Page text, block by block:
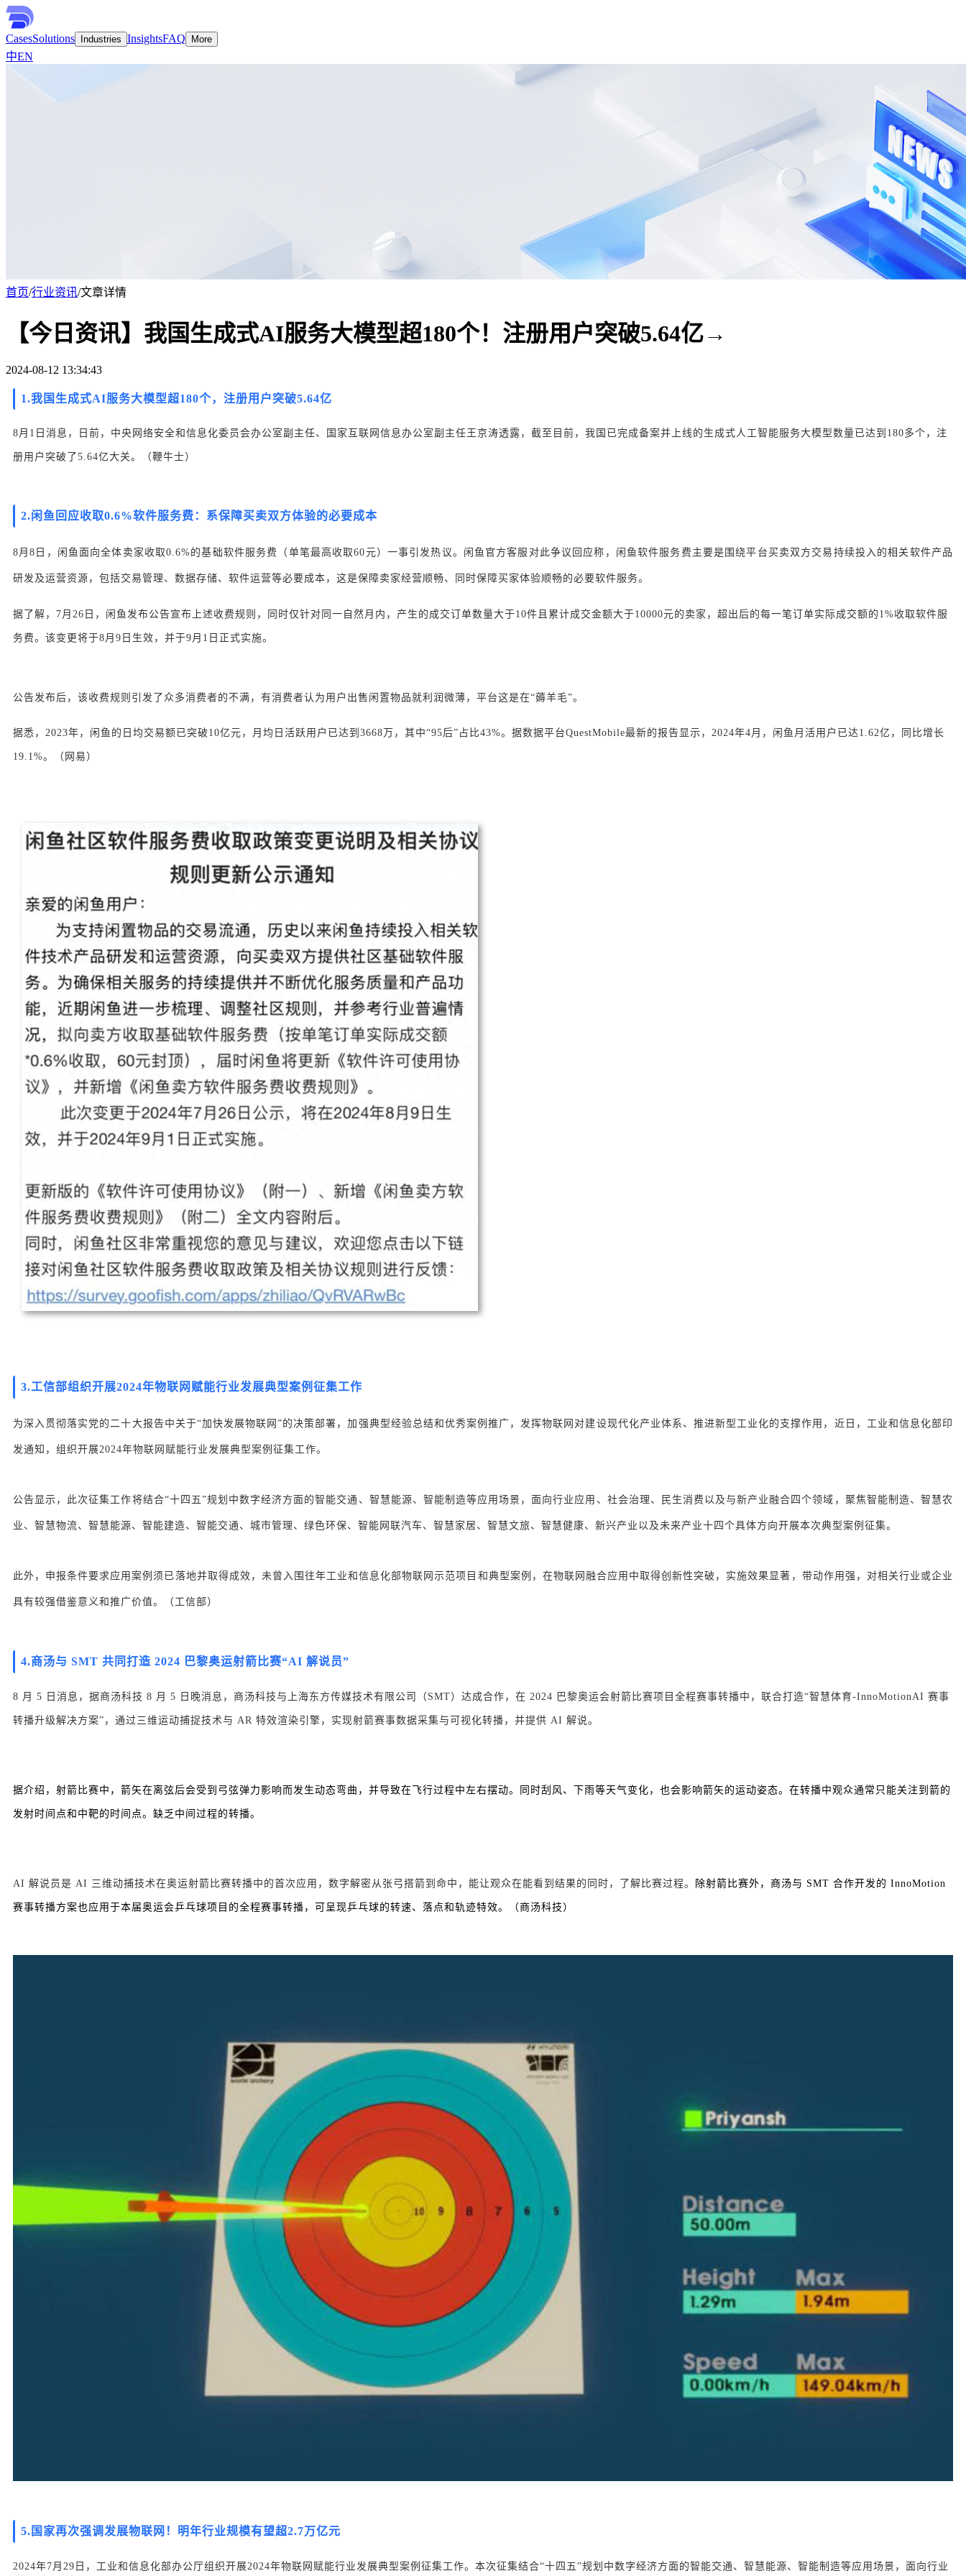
CasesSolutions Industries InsightsFAQ More
中EN
首页/行业资讯/文章详情
【今日资讯】我国生成式AI服务大模型超180个！注册用户突破5.64亿→
2024-08-12 13:34:43
1.我国生成式AI服务大模型超180个，注册用户突破5.64亿
8月1日消息，日前，中央网络安全和信息化委员会办公室副主任、国家互联网信息办公室副主任王京涛透露，截至目前，我国已完成备案并上线的生成式人工智能服务大模型数量已达到180多个，注
册用户突破了5.64亿大关。（鞭牛士）
2.闲鱼回应收取0.6%软件服务费：系保障买卖双方体验的必要成本
8月8日，闲鱼面向全体卖家收取0.6%的基础软件服务费（单笔最高收取60元）一事引发热议。闲鱼官方客服对此争议回应称，闲鱼软件服务费主要是围绕平台买卖双方交易持续投入的相关软件产品
研发及运营资源，包括交易管理、数据存储、软件运营等必要成本，这是保障卖家经营顺畅、同时保障买家体验顺畅的必要软件服务。
据了解，7月26日，闲鱼发布公告宣布上述收费规则，同时仅针对同一自然月内，产生的成交订单数量大于10件且累计成交金额大于10000元的卖家，超出后的每一笔订单实际成交额的1%收取软件服
务费。该变更将于8月9日生效，并于9月1日正式实施。
公告发布后，该收费规则引发了众多消费者的不满，有消费者认为用户出售闲置物品就利润微薄，平台这是在“薅羊毛”。
据悉，2023年，闲鱼的日均交易额已突破10亿元，月均日活跃用户已达到3668万，其中“95后”占比43%。据数据平台QuestMobile最新的报告显示，2024年4月，闲鱼月活用户已达1.62亿，同比增长
19.1%。（网易）
3.工信部组织开展2024年物联网赋能行业发展典型案例征集工作
为深入贯彻落实党的二十大报告中关于“加快发展物联网”的决策部署，加强典型经验总结和优秀案例推广，发挥物联网对建设现代化产业体系、推进新型工业化的支撑作用，近日，工业和信息化部印
发通知，组织开展2024年物联网赋能行业发展典型案例征集工作。
公告显示，此次征集工作将结合“十四五”规划中数字经济方面的智能交通、智慧能源、智能制造等应用场景，面向行业应用、社会治理、民生消费以及与新产业融合四个领域，聚焦智能制造、智慧农
业、智慧物流、智慧能源、智能建造、智能交通、城市管理、绿色环保、智能网联汽车、智慧家居、智慧文旅、智慧健康、新兴产业以及未来产业十四个具体方向开展本次典型案例征集。
此外，申报条件要求应用案例须已落地并取得成效，未曾入围往年工业和信息化部物联网示范项目和典型案例，在物联网融合应用中取得创新性突破，实施效果显著，带动作用强，对相关行业或企业
具有较强借鉴意义和推广价值。（工信部）
4.商汤与 SMT 共同打造 2024 巴黎奥运射箭比赛“AI 解说员”
8 月 5 日消息，据商汤科技 8 月 5 日晚消息，商汤科技与上海东方传媒技术有限公司（SMT）达成合作，在 2024 巴黎奥运会射箭比赛项目全程赛事转播中，联合打造“智慧体育-InnoMotionAI 赛事
转播升级解决方案”，通过三维运动捕捉技术与 AR 特效渲染引擎，实现射箭赛事数据采集与可视化转播，并提供 AI 解说。
据介绍，射箭比赛中，箭矢在离弦后会受到弓弦弹力影响而发生动态弯曲，并导致在飞行过程中左右摆动。同时刮风、下雨等天气变化，也会影响箭矢的运动姿态。在转播中观众通常只能关注到箭的
发射时间点和中靶的时间点。缺乏中间过程的转播。
AI 解说员是 AI 三维动捕技术在奥运射箭比赛转播中的首次应用，数字解密从张弓搭箭到命中，能让观众在能看到结果的同时，了解比赛过程。 除射箭比赛外，商汤与 SMT 合作开发的 InnoMotion
赛事转播方案也应用于本届奥运会乒乓球项目的全程赛事转播，可呈现乒乓球的转速、落点和轨迹特效。（商汤科技）
5.国家再次强调发展物联网！明年行业规模有望超2.7万亿元
2024年7月29日，工业和信息化部办公厅组织开展2024年物联网赋能行业发展典型案例征集工作。本次征集结合“十四五”规划中数字经济方面的智能交通、智慧能源、智能制造等应用场景，面向行业